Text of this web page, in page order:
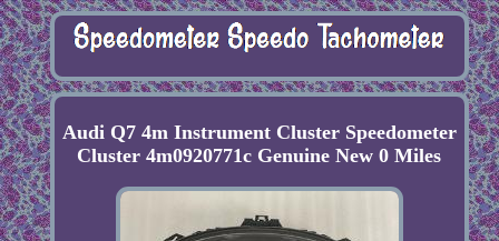
Audi Q7 4m Instrument Cluster Speedometer
Cluster 4m0920771c Genuine New 0 Miles